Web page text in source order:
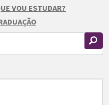
VOU ESTUDAR?